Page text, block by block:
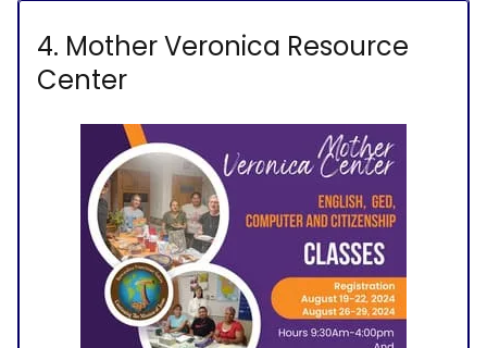
4. Mother Veronica Resource
Center